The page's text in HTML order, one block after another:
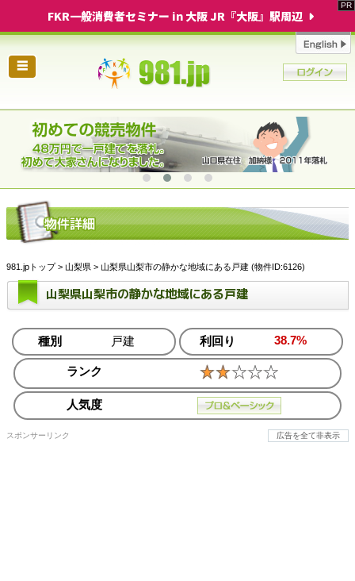
FKR一般消費者セミナー in 大阪 JR『大阪』駅周辺
☰
981.jpトップ> 山梨県 > 山梨県山梨市の静かな地域にある戸建 (物件ID:6126)
山梨県山梨市の静かな地域にある戸建
種別 戸建 利回り 38.7%
ランク
人気度
スポンサーリンク 広告を全て非表示